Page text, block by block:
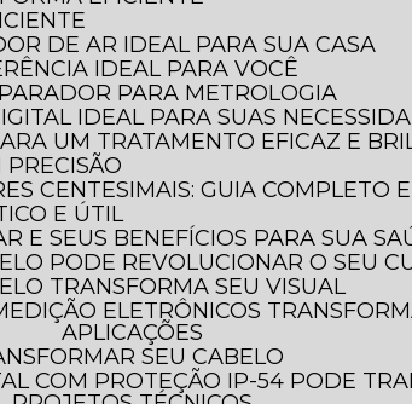
DE AR IDEAL PARA SUA CASA
IDEAL PARA VOCÊ
PARA METROLOGIA
IDEAL PARA SUAS
UM TRATAMENTO EFICAZ E
CENTESIMAIS: GUIA COMPLETO
E ÚTIL
E SEUS BENEFÍCIOS PARA SUA
PODE REVOLUCIONAR O SEU
TRANSFORMA SEU VISUAL
APLICAÇÕES
SEU CABELO